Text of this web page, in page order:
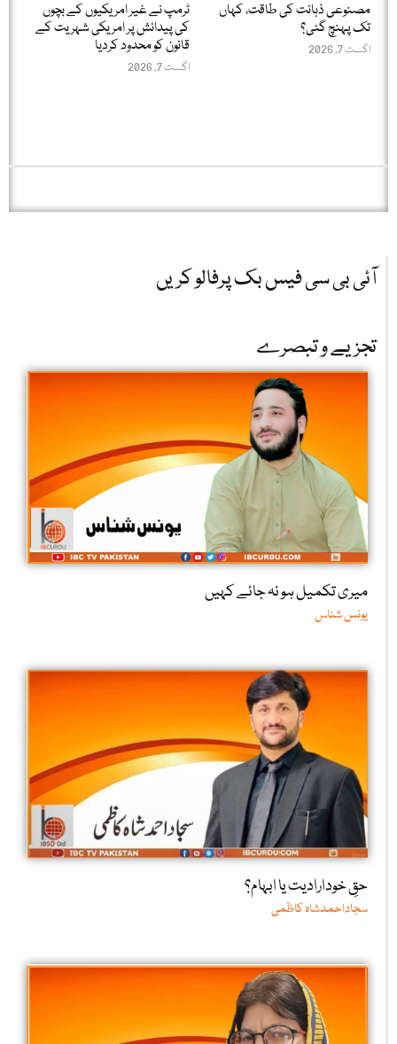
مصنوعی ذہانت کی طاقت، کہاں
تک پہنچ گئی؟
اگست 7, 2026
ٹرمپ نے غیر امریکیوں کے بچوں
کی پیدائش پر امریکی شہریت کے
قانون کو محدود کردیا
اگست 7, 2026
آئی بی سی فیس بک پرفالو کریں
تجزیے و تبصرے
میری تکمیل ہو نہ جائے کہیں
یونس شناس
حقِ خودارادیت یا ابہام؟
سجاداحمدشاہ کاظمی